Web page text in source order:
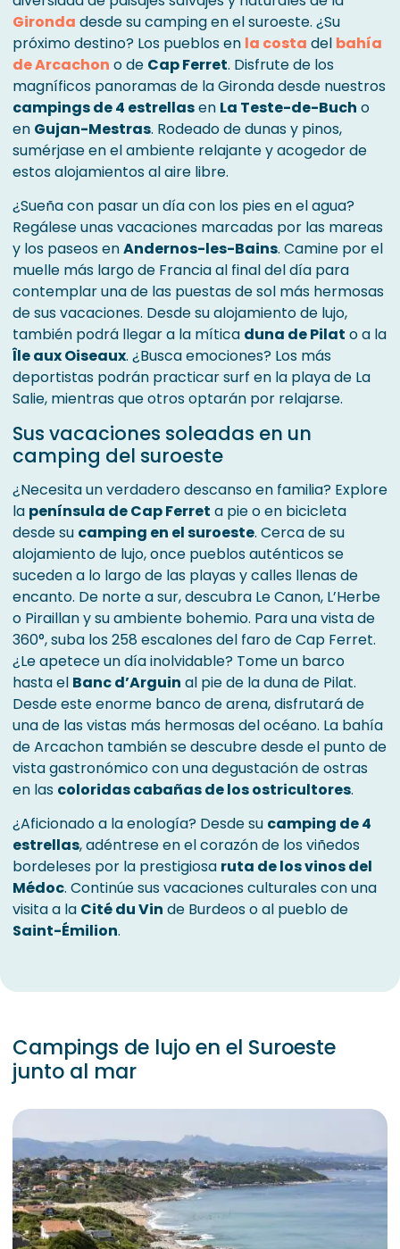
Gironda desde su camping en el suroeste. ¿Su
próximo destino? Los pueblos en la costa del bahía
de Arcachon o de Cap Ferret. Disfrute de los
magníficos panoramas de la Gironda desde nuestros
campings de 4 estrellasen La Teste-de-Buch o
en Gujan-Mestras. Rodeado de dunas y pinos,
sumérjase en el ambiente relajante y acogedor de
estos alojamientos al aire libre.
¿Sueña con pasar un día con los pies en el agua?
Regálese unas vacaciones marcadas por las mareas
y los paseos enAndernos-les-Bains. Camine por el
muelle más largo de Francia al final del día para
contemplar una de las puestas de sol más hermosas
de sus vacaciones. Desde su alojamiento de lujo,
también podrá llegar a la mítica duna de Pilat o a la
Île aux Oiseaux. ¿Busca emociones? Los más
deportistas podrán practicar surf en la playa de La
Salie, mientras que otros optarán por relajarse.
Sus vacaciones soleadas en un
camping del suroeste
¿Necesita un verdadero descanso en familia? Explore
la península de Cap Ferret a pie o en bicicleta
desde su camping en el suroeste. Cerca de su
alojamiento de lujo, once pueblos auténticos se
suceden a lo largo de las playas y calles llenas de
encanto. De norte a sur, descubra Le Canon, L’Herbe
o Piraillan y su ambiente bohemio. Para una vista de
360°, suba los 258 escalones del faro de Cap Ferret.
¿Le apetece un día inolvidable? Tome un barco
hasta el Banc d’Arguin al pie de la duna de Pilat.
Desde este enorme banco de arena, disfrutará de
una de las vistas más hermosas del océano. La bahía
de Arcachon también se descubre desde el punto de
vista gastronómico con una degustación de ostras
en las coloridas cabañas de los ostricultores.
¿Aficionado a la enología? Desde su camping de 4
estrellas, adéntrese en el corazón de los viñedos
bordeleses por la prestigiosa ruta de los vinos del
Médoc. Continúe sus vacaciones culturales con una
visita a la Cité du Vin de Burdeos o al pueblo de
Saint-Émilion.
Campings de lujo en el Suroeste
junto al mar